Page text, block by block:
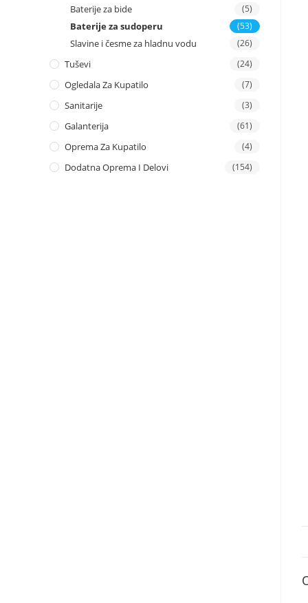
Baterije za bide (5)
Baterije za sudoperu (53)
Slavine i česme za hladnu vodu (26)
Tuševi (24)
Ogledala Za Kupatilo (7)
Sanitarije (3)
Galanterija (61)
Oprema Za Kupatilo (4)
Dodatna Oprema I Delovi (154)